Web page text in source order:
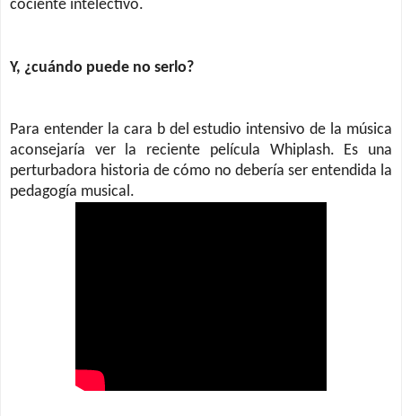
cociente intelectivo.
Y, ¿cuándo puede no serlo?
Para entender la cara b del estudio intensivo de la música
aconsejaría ver la reciente película Whiplash. Es una
perturbadora historia de cómo no debería ser entendida la
pedagogía musical.